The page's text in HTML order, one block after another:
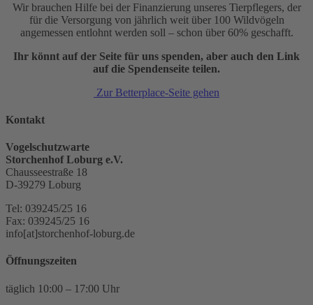
Wir brauchen Hilfe bei der Finanzierung unseres Tierpflegers, der
für die Versorgung von jährlich weit über 100 Wildvögeln
angemessen entlohnt werden soll – schon über 60% geschafft.
Ihr könnt auf der Seite für uns spenden, aber auch den Link
auf die Spendenseite teilen.
Zur Betterplace-Seite gehen
Kontakt
Vogelschutzwarte
Storchenhof Loburg e.V.
Chausseestraße 18
D-39279 Loburg
Tel: 039245/25 16
Fax: 039245/25 16
info[at]storchenhof-loburg.de
Öffnungszeiten
täglich 10:00 – 17:00 Uhr